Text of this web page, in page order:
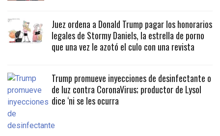
Juez ordena a Donald Trump pagar los honorarios
legales de Stormy Daniels, la estrella de porno
que una vez le azotó el culo con una revista
Trump promueve inyecciones de desinfectante o
de luz contra CoronaVirus; productor de Lysol
dice ‘ni se les ocurra